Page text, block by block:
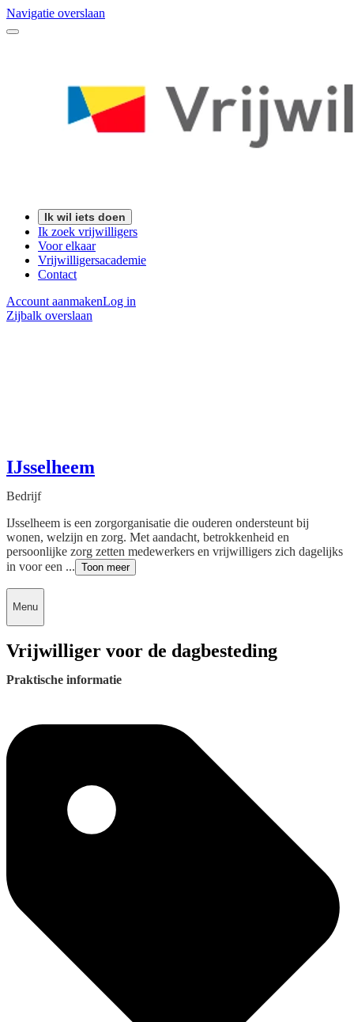
Navigatie overslaan
Ik wil iets doen
Ik zoek vrijwilligers
Voor elkaar
Vrijwilligersacademie
Contact
Account aanmakenLog in
Zijbalk overslaan
IJsselheem
Bedrijf
IJsselheem is een zorgorganisatie die ouderen ondersteunt bij
wonen, welzijn en zorg. Met aandacht, betrokkenheid en
persoonlijke zorg zetten medewerkers en vrijwilligers zich dagelijks
in voor een ... Toon meer
Menu
Vrijwilliger voor de dagbesteding
Praktische informatie